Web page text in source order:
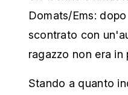
Domats/Ems:
scontrato con
ragazzo non era
Stando a quanto